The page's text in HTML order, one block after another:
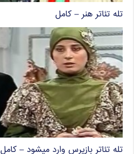
تله تئاتر هنر – کامل
تله تئاتر بازپرس وارد میشود – کامل